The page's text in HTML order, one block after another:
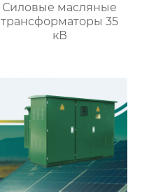
Силовые масляные
трансформаторы 35
кВ